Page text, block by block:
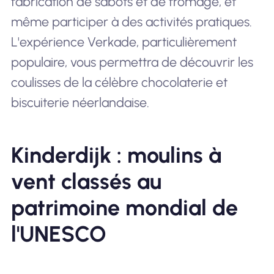
même participer à des activités pratiques.
L'expérience Verkade, particulièrement
populaire, vous permettra de découvrir les
coulisses de la célèbre chocolaterie et
biscuiterie néerlandaise.
Kinderdijk : moulins à
vent classés au
patrimoine mondial de
l'UNESCO